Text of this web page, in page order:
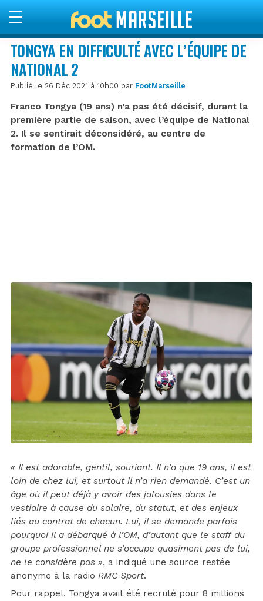
TONGYA EN DIFFICULTÉ AVEC L’ÉQUIPE DE
NATIONAL 2
Publié le 26 Déc 2021 à 10h00 par FootMarseille
Franco Tongya (19 ans) n’a pas été décisif, durant la
première partie de saison, avec l’équipe de National
2. Il se sentirait déconsidéré, au centre de
formation de l’OM.
« Il est adorable, gentil, souriant. Il n’a que 19 ans, il est
loin de chez lui, et surtout il n’a rien demandé. C’est un
âge où il peut déjà y avoir des jalousies dans le
vestiaire à cause du salaire, du statut, et des enjeux
liés au contrat de chacun. Lui, il se demande parfois
pourquoi il a débarqué à l’OM, d’autant que le staff du
groupe professionnel ne s’occupe quasiment pas de lui,
ne le considère pas », a indiqué une source restée
anonyme à la radio RMC Sport.
Pour rappel, Tongya avait été recruté pour 8 millions